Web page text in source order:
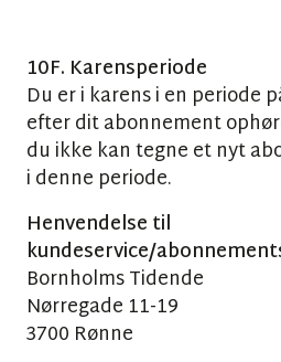
10F. Karensperiode
Du er i karens i en periode
efter dit abonnement
du ikke kan tegne et nyt
i denne periode.
Henvendelse til
kundeservice/
Bornholms Tidende
Nørregade 11-19
3700 Rønne